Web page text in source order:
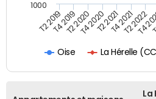
Oise La Hérelle
T2 2019T4 2019T2 2020T4 2020T2 2021T4 2021T2 2022
T4
1000
La